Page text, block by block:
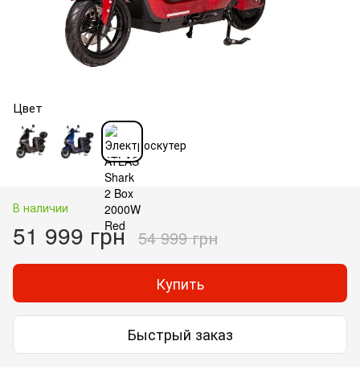
Цвет
В наличии
51 999 грн 54 999 грн
Купить
Быстрый заказ